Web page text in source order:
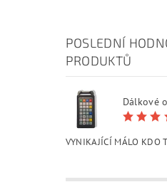
POSLEDNÍ
PRODUKTŮ
VYNIKAJÍCÍ MÁLO KDO